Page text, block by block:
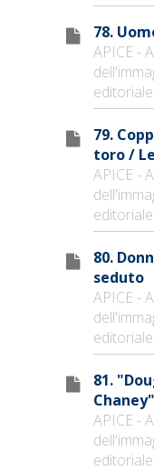
78.
APICE -
editoriale
79.
toro /
APICE -
editoriale
80.
seduto
APICE -
editoriale
81.
Chaney"
APICE -
editoriale